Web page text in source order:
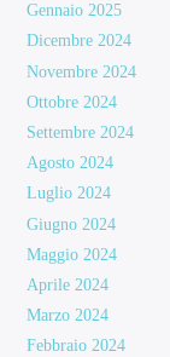
Gennaio 2025
Dicembre 2024
Novembre 2024
Ottobre 2024
Settembre 2024
Agosto 2024
Luglio 2024
Giugno 2024
Maggio 2024
Aprile 2024
Marzo 2024
Febbraio 2024